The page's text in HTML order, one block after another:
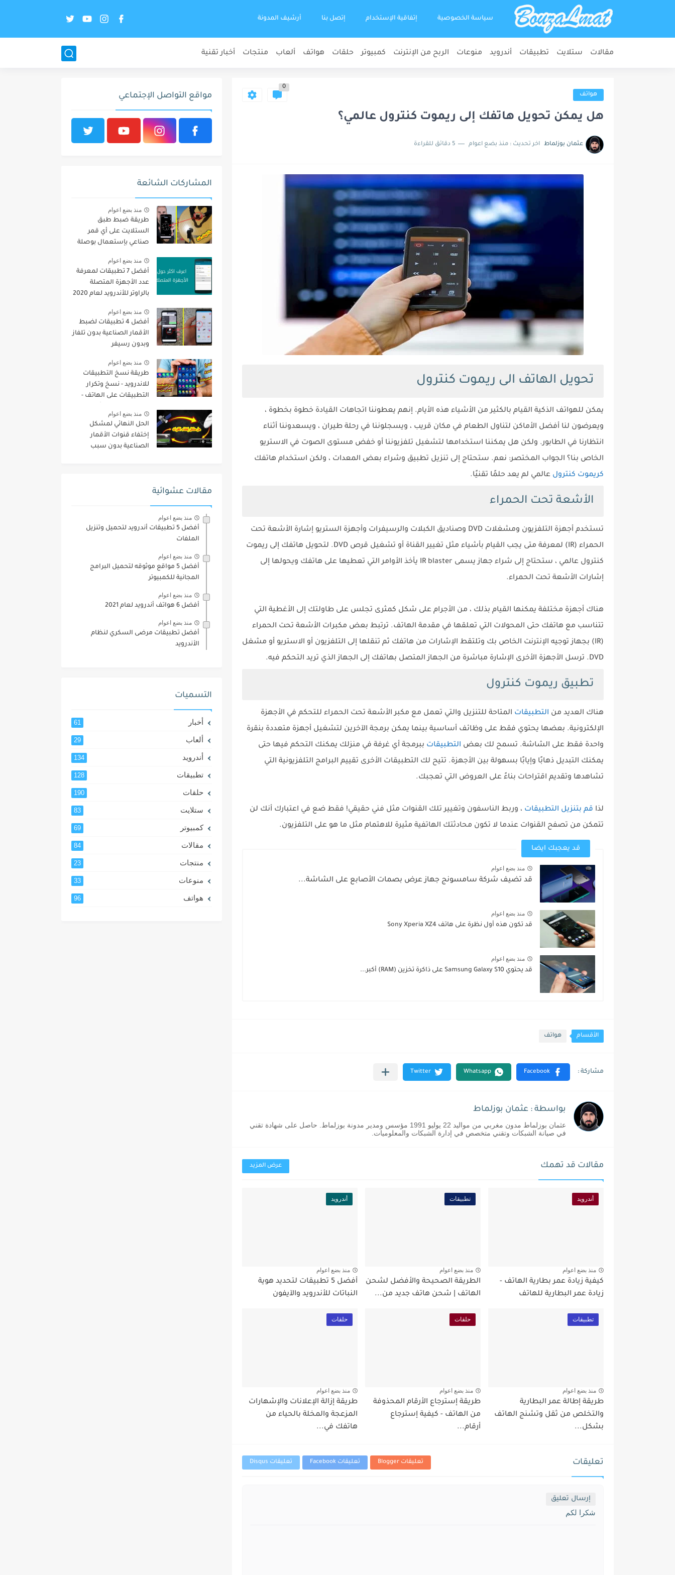
سياسة الخصوصية إتفاقية الإستخدام إتصل بنا أرشيف المدونة
مقالات ستلايت تطبيقات أندرويد منوعات الربح من الإنترنت كمبيوتر حلقات هواتف ألعاب منتجات أخبار تقنية
هواتف
0
هل يمكن تحويل هاتفك إلى ريموت كنترول عالمي؟
عثمان بوزلماط اخر تحديث : منذ بضع اعوام 5 دقائق للقراءة
تحويل الهاتف الى ريموت كنترول
يمكن للهواتف الذكية القيام بالكثير من الأشياء هذه الأيام. إنهم يعطوننا اتجاهات القيادة خطوة بخطوة ،
ويعرضون لنا أفضل الأماكن لتناول الطعام في مكان قريب ، ويسجلوننا في رحلة طيران ، ويسعدوننا أثناء
انتظارنا في الطابور. ولكن هل يمكننا استخدامها لتشغيل تلفزيوننا أو خفض مستوى الصوت في الاستريو
الخاص بنا؟ الجواب المختصر: نعم. ستحتاج إلى تنزيل تطبيق وشراء بعض المعدات ، ولكن استخدام هاتفك
كريموت كنترول عالمي لم يعد حلمًا تقنيًا.
الأشعة تحت الحمراء
تستخدم أجهزة التلفزيون ومشغلات DVD وصناديق الكبلات والرسيفرات وأجهزة الستريو إشارة الأشعة تحت
الحمراء (IR) لمعرفة متى يجب القيام بأشياء مثل تغيير القناة أو تشغيل قرص DVD. لتحويل هاتفك إلى ريموت
كنترول عالمي ، ستحتاج إلى شراء جهاز يسمى IR blaster يأخذ الأوامر التي تعطيها على هاتفك ويحولها إلى
إشارات الأشعة تحت الحمراء.
هناك أجهزة مختلفة يمكنها القيام بذلك ، من الأجرام على شكل كمثرى تجلس على طاولتك إلى الأغطية التي
تتناسب مع هاتفك حتى المحولات التي تعلقها في مقدمة الهاتف. ترتبط بعض مكبرات الأشعة تحت الحمراء
(IR) بجهاز توجيه الإنترنت الخاص بك وتلتقط الإشارات من هاتفك ثم تنقلها إلى التلفزيون أو الاستريو أو مشغل
DVD. ترسل الأجهزة الأخرى الإشارة مباشرة من الجهاز المتصل بهاتفك إلى الجهاز الذي تريد التحكم فيه.
تطبيق ريموت كنترول
هناك العديد من التطبيقات المتاحة للتنزيل والتي تعمل مع مكبر الأشعة تحت الحمراء للتحكم في الأجهزة
الإلكترونية. بعضها يحتوي فقط على وظائف أساسية بينما يمكن برمجة الآخرين لتشغيل أجهزة متعددة بنقرة
واحدة فقط على الشاشة. تسمح لك بعض التطبيقات ببرمجة أي غرفة في منزلك يمكنك التحكم فيها حتى
يمكنك التبديل ذهابًا وإيابًا بسهولة بين الأجهزة. تتيح لك التطبيقات الأخرى تقييم البرامج التلفزيونية التي
تشاهدها وتقديم اقتراحات بناءً على العروض التي تعجبك.
لذا قم بتنزيل التطبيقات ، وربط الناسفون وتغيير تلك القنوات مثل فني حقيقي! فقط ضع في اعتبارك أنك لن
تتمكن من تصفح القنوات عندما لا تكون محادثتك الهاتفية مثيرة للاهتمام مثل ما هو على التلفزيون.
قد يعجبك ايضا
منذ بضع اعوام
قد تضيف شركة سامسونج جهاز عرض بصمات الأصابع على الشاشة...
منذ بضع اعوام
قد تكون هذه أول نظرة على هاتف Sony Xperia XZ4
منذ بضع اعوام
قد يحتوي Samsung Galaxy S10 على ذاكرة تخزين (RAM) أكبر...
الأقسام هواتف
بواسطة : عثمان بوزلماط
عثمان بوزلماط مدون مغربي من مواليد 22 يوليو 1991 مؤسس ومدير مدونة بوزلماط. حاصل على شهادة تقني
في صيانة الشبكات وتقني متخصص في إدارة الشبكات والمعلوميات.
مقالات قد تهمك عرض المزيد
أندرويد
منذ بضع اعوام
كيفية زيادة عمر بطارية الهاتف -
زيادة عمر البطارية للهاتف
تطبيقات
منذ بضع اعوام
الطريقة الصحيحة والأفضل لشحن
الهاتف | شحن هاتف جديد من...
أندرويد
منذ بضع اعوام
أفضل 5 تطبيقات لتحديد هوية
النباتات للأندرويد والآيفون
تطبيقات
منذ بضع اعوام
طريقة إطالة عمر البطارية
والتخلص من ثقل وتشنج الهاتف
بشكل...
حلقات
منذ بضع اعوام
طريقة إسترجاع الأرقام المحذوفة
من الهاتف - كيفية إسترجاع
أرقام...
حلقات
منذ بضع اعوام
طريقة إزالة الإعلانات والإشهارات
المزعجة والمخلة بالحياء من
هاتفك في...
تعليقات تعليقات Blogger تعليقات Facebook تعليقات Disqus
إرسال تعليق
شكرا لكم
مواقع التواصل الإجتماعي
المشاركات الشائعة
منذ بضع اعوام
طريقة ضبط طبق
الستلايت على أي قمر
صناعي بإستعمال بوصلة
القنوات
منذ بضع اعوام
أفضل 7 تطبيقات لمعرفة
عدد الأجهزة المتصلة
بالراوتر للأندرويد لعام 2020
منذ بضع اعوام
أفضل 4 تطبيقات لضبط
الأقمار الصناعية بدون تلفاز
وبدون رسيفر
منذ بضع اعوام
طريقة نسخ التطبيقات
للاندرويد - نسخ وتكرار
التطبيقات على الهاتف -
مرة
منذ بضع اعوام
الحل النهائي لمشكل
إختفاء قنوات الأقمار
الصناعية بدون سبب
مقالات عشوائية
منذ بضع اعوام
أفضل 5 تطبيقات أندرويد لتحميل وتنزيل
الملفات
منذ بضع اعوام
أفضل 5 مواقع موثوقه لتحميل البرامج
المجانية للكمبيوتر
منذ بضع اعوام
أفضل 6 هواتف أندرويد لعام 2021
منذ بضع اعوام
أفضل تطبيقات مرضى السكري لنظام
الأندرويد
التسميات
أخبار 61
ألعاب 29
أندرويد 134
تطبيقات 128
حلقات 190
ستلايت 83
كمبيوتر 69
مقالات 84
منتجات 23
منوعات 33
هواتف 96